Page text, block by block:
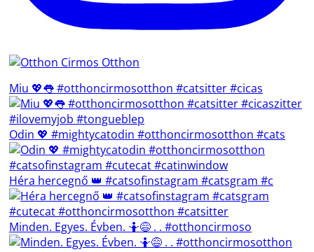
Miu 💖👅 #otthoncirmosotthon #catsitter #cicas
Odin 💖 #mightycatodin #otthoncirmosotthon #cats
Héra hercegnő 👑 #catsofinstagram #catsgram #c
Minden. Egyes. Évben. 🤷😅 . . #otthoncirmoso